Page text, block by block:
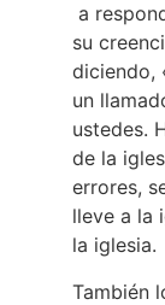
a
su
diciendo,
un
ustedes.
de la
errores,
lleve a la
la iglesia.
También